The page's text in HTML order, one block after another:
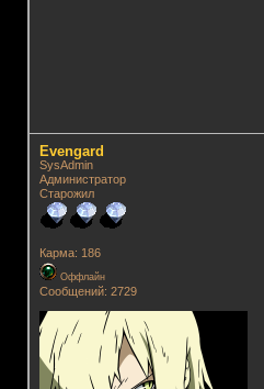
Evengard
SysAdmin
Администратор
Старожил
Карма: 186
Оффлайн
Сообщений: 2729